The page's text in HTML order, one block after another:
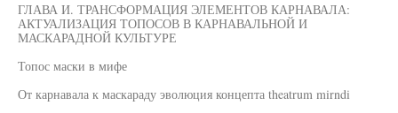
ГЛАВА И. ТРАНСФОРМАЦИЯ ЭЛЕМЕНТОВ КАРНАВАЛА:
АКТУАЛИЗАЦИЯ ТОПОСОВ В КАРНАВАЛЬНОЙ И
МАСКАРАДНОЙ КУЛЬТУРЕ
Топос маски в мифе
От карнавала к маскараду эволюция концепта theatrum mirndi